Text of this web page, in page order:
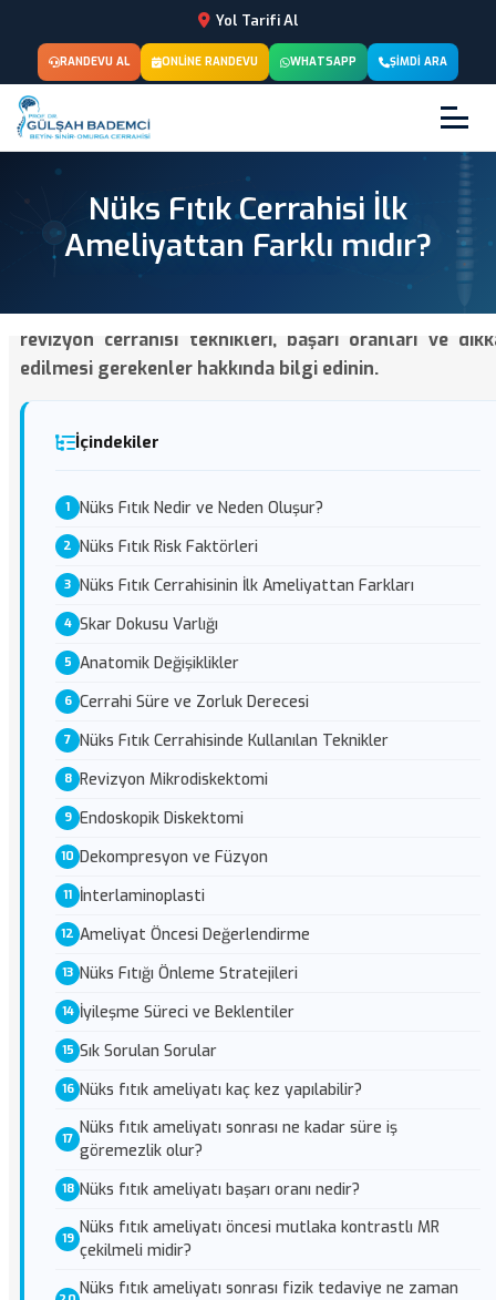
Yol Tarifi Al
RANDEVU AL ONLINE RANDEVU WHATSAPP ŞIMDI ARA
Nüks Fıtık Cerrahisi İlk
Ameliyattan Farklı mıdır?
Nüks bel fıtığı cerrahisinin ilk ameliyattan
revizyon cerrahisi teknikleri, başarı oranları ve
edilmesi gerekenler hakkında bilgi edinin.
İçindekiler
Nüks Fıtık Nedir ve Neden Oluşur?
Nüks Fıtık Risk Faktörleri
Nüks Fıtık Cerrahisinin İlk Ameliyattan Farkları
Skar Dokusu Varlığı
Anatomik Değişiklikler
Cerrahi Süre ve Zorluk Derecesi
Nüks Fıtık Cerrahisinde Kullanılan Teknikler
Revizyon Mikrodiskektomi
Endoskopik Diskektomi
Dekompresyon ve Füzyon
İnterlaminoplasti
Ameliyat Öncesi Değerlendirme
Nüks Fıtığı Önleme Stratejileri
İyileşme Süreci ve Beklentiler
Sık Sorulan Sorular
Nüks fıtık ameliyatı kaç kez yapılabilir?
Nüks fıtık ameliyatı sonrası ne kadar süre iş
göremezlik olur?
Nüks fıtık ameliyatı başarı oranı nedir?
Nüks fıtık ameliyatı öncesi mutlaka kontrastlı MR
çekilmeli midir?
Nüks fıtık ameliyatı sonrası fizik tedaviye ne zaman